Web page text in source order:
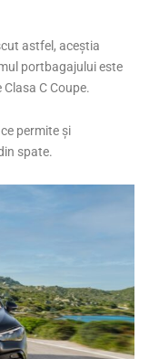
astfel, aceștia
portbagajului este
C Coupe.
permite și
spate.